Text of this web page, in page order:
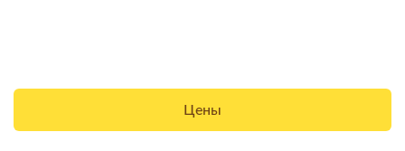
Цены